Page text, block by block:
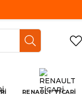
RENAULT TİCARİ